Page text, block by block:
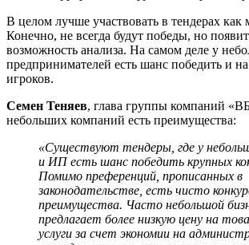
В целом лучше участвовать в тендерах
Конечно, не всегда будут победы, но
возможность анализа. На самом деле у
предпринимателей есть шанс победить и
игроков.
Семен Теняев, глава группы компаний
небольших компаний есть преимущества:
«Существуют тендеры, где у
и ИП есть шанс победить крупных
Помимо преференций, прописанных в
законодательстве, есть чисто
преимущества. Часто небольшой
предлагает более низкую цену на
услуги за счет экономии на